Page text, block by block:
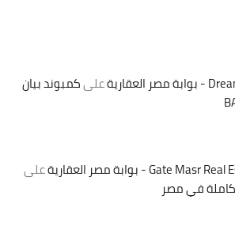
علىكمبوند بيان
على
في مصر